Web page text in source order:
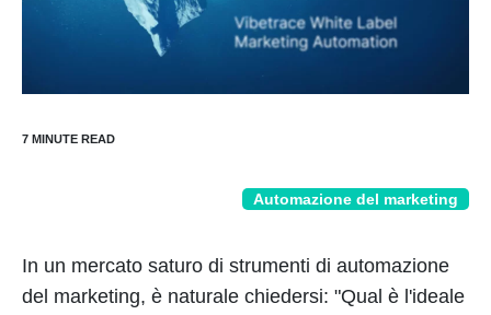
Automazione del marketing
In un mercato saturo di strumenti di automazione
del marketing, è naturale chiedersi: "Qual è l'ideale